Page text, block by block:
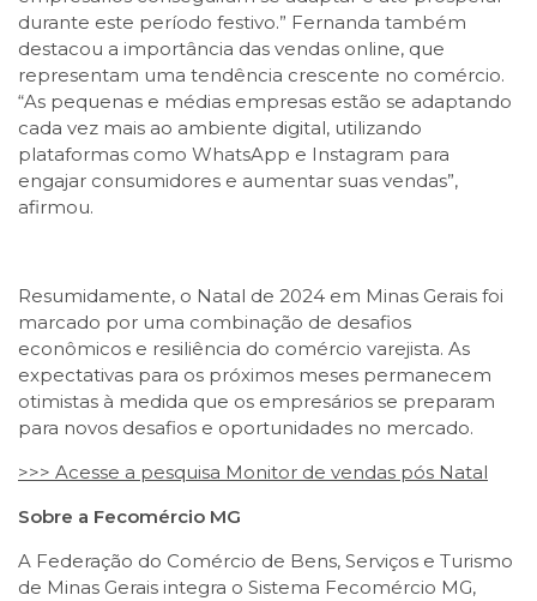
durante este período festivo.” Fernanda também
destacou a importância das vendas online, que
representam uma tendência crescente no comércio.
“As pequenas e médias empresas estão se adaptando
cada vez mais ao ambiente digital, utilizando
plataformas como WhatsApp e Instagram para
engajar consumidores e aumentar suas vendas”,
afirmou.
Resumidamente, o Natal de 2024 em Minas Gerais foi
marcado por uma combinação de desafios
econômicos e resiliência do comércio varejista. As
expectativas para os próximos meses permanecem
otimistas à medida que os empresários se preparam
para novos desafios e oportunidades no mercado.
>>> Acesse a pesquisa Monitor de vendas pós Natal
Sobre a Fecomércio MG
A Federação do Comércio de Bens, Serviços e Turismo
de Minas Gerais integra o Sistema Fecomércio MG,